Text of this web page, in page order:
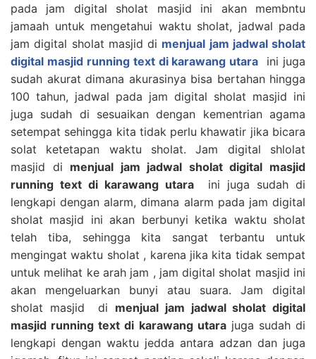
pada jam digital sholat masjid ini akan membntu
jamaah untuk mengetahui waktu sholat, jadwal pada
jam digital sholat masjid di menjual jam jadwal sholat
digital masjid running text di karawang utara ini juga
sudah akurat dimana akurasinya bisa bertahan hingga
100 tahun, jadwal pada jam digital sholat masjid ini
juga sudah di sesuaikan dengan kementrian agama
setempat sehingga kita tidak perlu khawatir jika bicara
solat ketetapan waktu sholat. Jam digital shlolat
masjid di menjual jam jadwal sholat digital masjid
running text di karawang utara ini juga sudah di
lengkapi dengan alarm, dimana alarm pada jam digital
sholat masjid ini akan berbunyi ketika waktu sholat
telah tiba, sehingga kita sangat terbantu untuk
mengingat waktu sholat , karena jika kita tidak sempat
untuk melihat ke arah jam , jam digital sholat masjid ini
akan mengeluarkan bunyi atau suara. Jam digital
sholat masjid di menjual jam jadwal sholat digital
masjid running text di karawang utarajuga sudah di
lengkapi dengan waktu jedda antara adzan dan juga